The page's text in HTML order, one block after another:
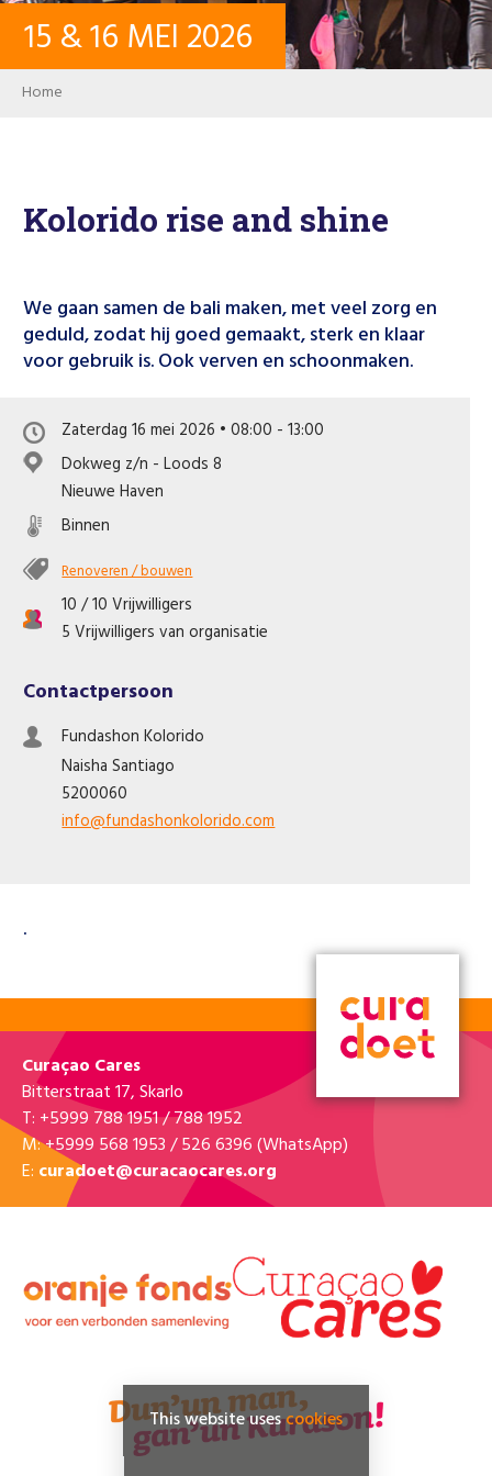
CONTACT
15 &16 MEI 2026
Breadcrumb
Home
Kolorido rise and shine
We gaan samen de bali maken, met veel zorg en
geduld, zodat hij goed gemaakt, sterk en klaar
voor gebruik is. Ook verven en schoonmaken.
Zaterdag 16 mei 2026 • 08:00 - 13:00
Dokweg z/n - Loods 8
Nieuwe Haven
Binnen
Renoveren / bouwen
10 / 10 Vrijwilligers
5 Vrijwilligers van organisatie
Contactpersoon
Fundashon Kolorido
NaishaSantiago
5200060
info@fundashonkolorido.com
.
Curaçao Cares
Bitterstraat 17, Skarlo
T: +5999 788 1951 / 788 1952
M: +5999 568 1953 / 526 6396 (WhatsApp)
E: curadoet@curacaocares.org
This website usescookies